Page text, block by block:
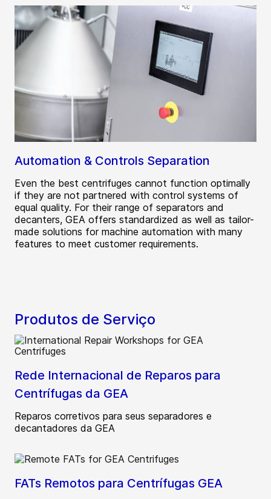
Automation & Controls Separation
Even the best centrifuges cannot function optimally
if they are not partnered with control systems of
equal quality. For their range of separators and
decanters, GEA offers standardized as well as tailor-
made solutions for machine automation with many
features to meet customer requirements.
Produtos de Serviço
Rede Internacional de Reparos para
Centrífugas da GEA
Reparos corretivos para seus separadores e
decantadores da GEA
FATs Remotos para Centrífugas GEA